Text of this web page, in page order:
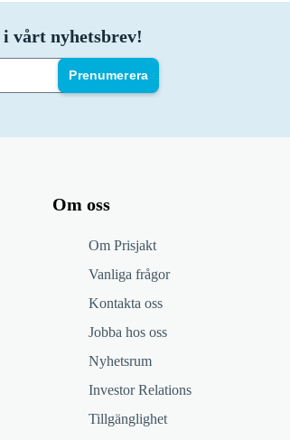
vårt nyhetsbrev!
Prenumerera
Om oss
Om Prisjakt
Vanliga frågor
Kontakta oss
Jobba hos oss
Nyhetsrum
Investor Relations
Tillgänglighet